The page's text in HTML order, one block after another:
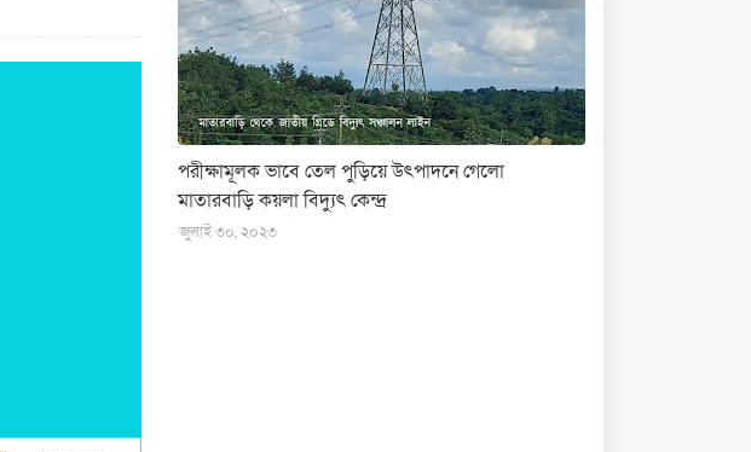
পরীক্ষামূলক ভাবে তেল পুড়িয়ে উৎপাদনে গেলো
মাতারবাড়ি কয়লা বিদ্যুৎ কেন্দ্র
জুলাই ৩০, ২০২৩